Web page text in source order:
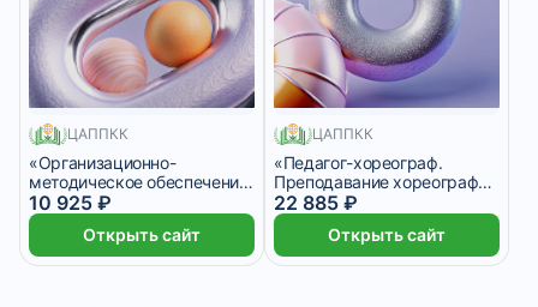
400 месяцев
ЦАППКК
«Организационно-
методическое обеспечение
деятельности в области
физической культуры и
спорта в образовательных
организациях» с
10 925 ₽
Открыть сайт
570 месяцев
ЦАППКК
«Педагог-хореограф.
Преподавание хореографии
детям и взрослым» с
присвоением квалификации
«Педагог дополнительного
образования
22 885 ₽
Открыть сайт